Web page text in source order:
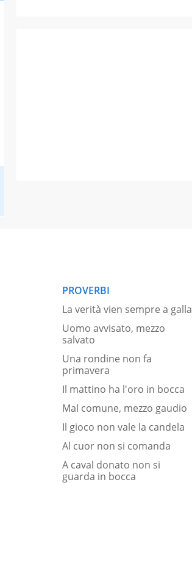
PROVERBI
La verità vien sempre a galla
Uomo avvisato, mezzo
salvato
Una rondine non fa
primavera
Il mattino ha l'oro in bocca
Mal comune, mezzo gaudio
Il gioco non vale la candela
Al cuor non si comanda
A caval donato non si
guarda in bocca